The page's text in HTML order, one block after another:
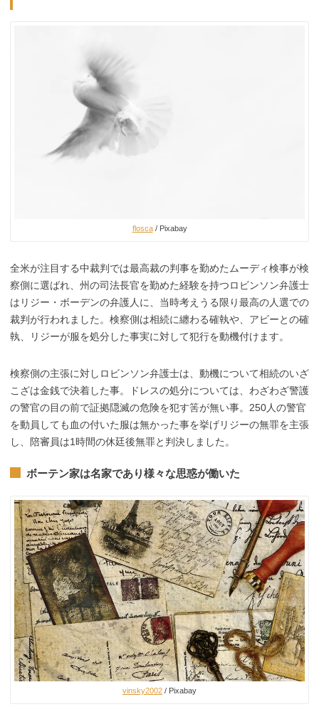
flosca/ Pixabay
全米が注目する中裁判では最高裁の判事を勤めたムーディ検事が検
察側に選ばれ、州の司法長官を勤めた経験を持つロビンソン弁護士
はリジー・ボーデンの弁護人に、当時考えうる限り最高の人選での
裁判が行われました。検察側は相続に纏わる確執や、アビーとの確
執、リジーが服を処分した事実に対して犯行を動機付けます。
検察側の主張に対しロビンソン弁護士は、動機について相続のいざ
こざは金銭で決着した事。ドレスの処分については、わざわざ警護
の警官の目の前で証拠隠滅の危険を犯す筈が無い事。250人の警官
を動員しても血の付いた服は無かった事を挙げリジーの無罪を主張
し、陪審員は1時間の休廷後無罪と判決しました。
ボーテン家は名家であり様々な思惑が働いた
vinsky2002 / Pixabay